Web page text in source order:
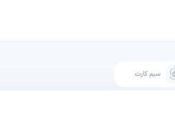
سیم کارت